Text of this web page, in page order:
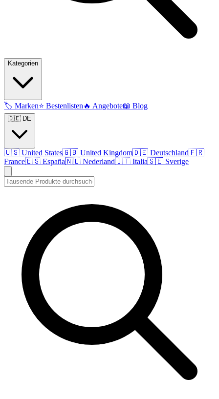
Kategorien
🏷️ Marken⭐ Bestenlisten 🔥 Angebote📖 Blog
🇩🇪 DE
🇺🇸 United States🇬🇧 United Kingdom🇩🇪 Deutschland🇫🇷
France🇪🇸 España🇳🇱 Nederland🇮🇹 Italia🇸🇪 Sverige